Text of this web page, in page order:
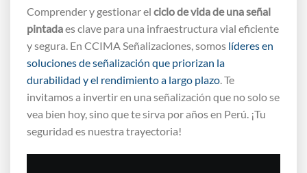
Comprender y gestionar el ciclo de vida de una señal
pintadaes clave para una infraestructura vial eficiente
y segura. En CCIMA Señalizaciones, somos líderes en
soluciones de señalización que priorizan la
durabilidad y el rendimiento a largo plazo. Te
invitamos a invertir en una señalización que no solo se
vea bien hoy, sino que te sirva por años en Perú. ¡Tu
seguridad es nuestra trayectoria!